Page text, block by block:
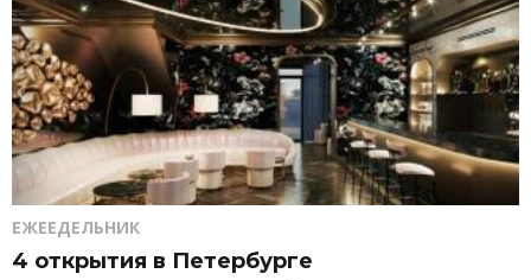
ЕЖЕЕДЕЛЬНИК
4 открытия в Петербурге